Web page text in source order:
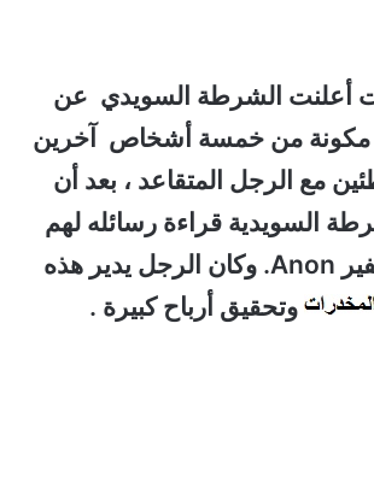
أعلنت الشرطة السويدي عن
مكونة من خمسة أشخاص آخرين
مع الرجل المتقاعد ، بعد أن
السويدية قراءة رسائله لهم
في خدمة التشفير Anon. وكان الرجل يدير هذه
وتحقيق أرباح كبيرة .